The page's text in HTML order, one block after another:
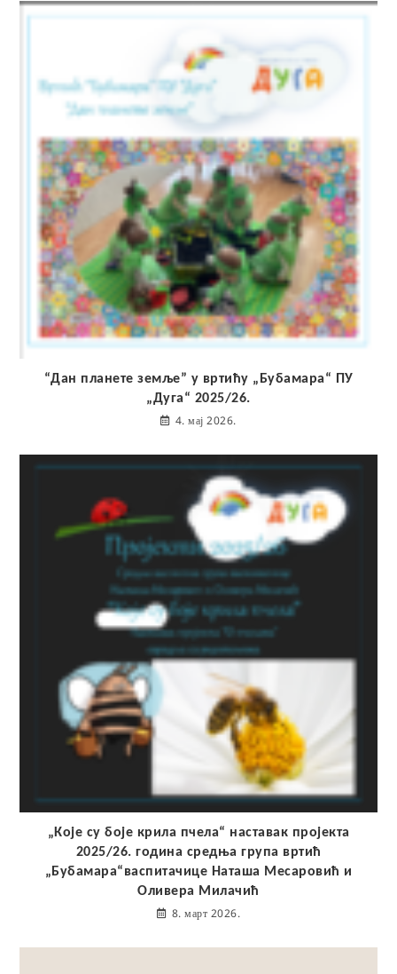
“Дан планете земље” у вртићу „Бубамара“ ПУ
„Дуга“ 2025/26.
4. мај 2026.
„Које су боје крила пчела“ наставак пројекта
2025/26. година средња група вртић
„Бубамара“васпитачице Наташа Месаровић и
Оливера Милачић
8. март 2026.